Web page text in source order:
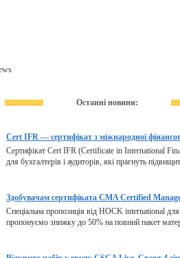
Останні новини:
Cert IFR — сертифікат з міжнародної
Сертифікат Cert IFR (Certificate in International
для бухгалтерів і аудиторів, які прагнуть
Здобувачам сертифіката CMA Certified
Спеціальна пропозиція від HOCK international
пропонуємо знижку до 50% на повний пакет